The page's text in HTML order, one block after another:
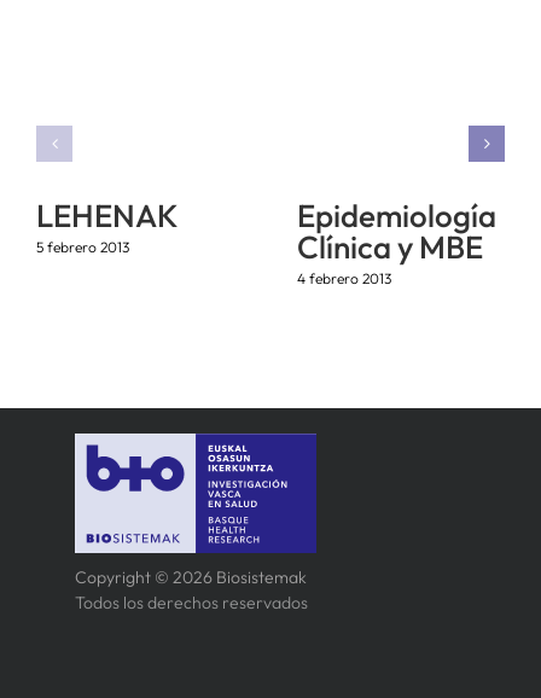
LEHENAK
5 febrero 2013
Epidemiología
Clínica y MBE
4 febrero 2013
Copyright © 2026 Biosistemak
Todos los derechos reservados